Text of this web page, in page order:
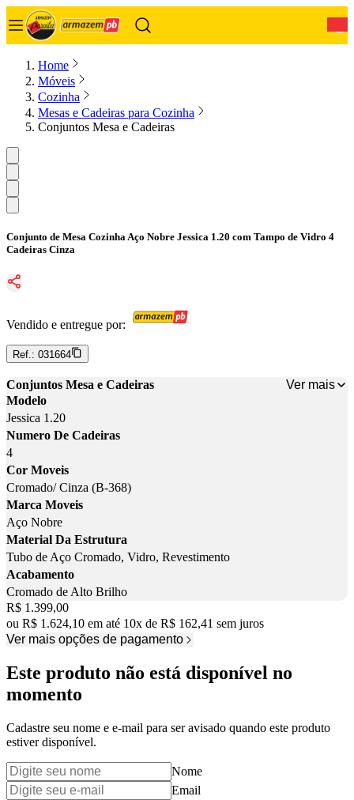
Home
Móveis
Cozinha
Mesas e Cadeiras para Cozinha
Conjuntos Mesa e Cadeiras
Conjunto de Mesa Cozinha Aço Nobre Jessica 1.20 com Tampo de Vidro 4
Cadeiras Cinza
Vendido e entregue por:
Ref.: 031664
Conjuntos Mesa e Cadeiras
Ver mais
Modelo
Jessica 1.20
Numero De Cadeiras
4
Cor Moveis
Cromado/ Cinza (B-368)
Marca Moveis
Aço Nobre
Material Da Estrutura
Tubo de Aço Cromado, Vidro, Revestimento
Acabamento
Cromado de Alto Brilho
Price:
R$ 1.399,00
ou R$ 1.624,10 em até 10x de R$ 162,41 sem juros
Ver mais opções de pagamento
Este produto não está disponível no
momento
Cadastre seu nome e e-mail para ser avisado quando este produto
estiver disponível.
Nome
Email